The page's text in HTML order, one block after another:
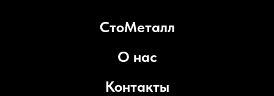
СтоМеталл
О нас
Контакты